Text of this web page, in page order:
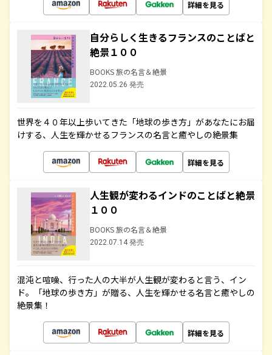
詳細を見る
自分らしく生きるフランスのことばと
絶景１００
BOOKS 旅の名言＆絶景
2022.05.26 発売
世界を４０年以上歩いてきた「地球の歩き方」があなたにお届
けする、人生を輝かせるフランスの名言と癒やしの絶景集
詳細を見る
人生観が変わるインドのことばと絶景
１００
BOOKS 旅の名言＆絶景
2022.07.14 発売
混沌と喧噪、行った人の大半が人生観が変わると言う、イン
ド。「地球の歩き方」が贈る、人生を輝かせる名言と癒やしの
絶景集！
詳細を見る